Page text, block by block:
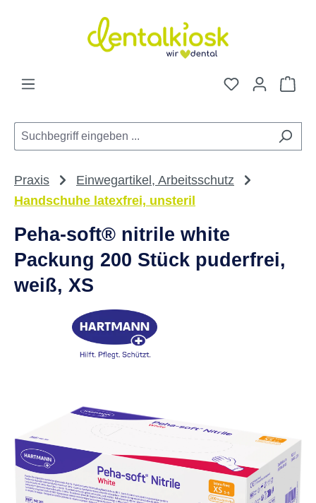
Zum Hauptinhalt springen
Du hast 0
Praxis
Einwegartikel, Arbeitsschutz
Handschuhe latexfrei, unsteril
Peha-soft® nitrile white
Packung 200 Stück puderfrei,
weiß, XS